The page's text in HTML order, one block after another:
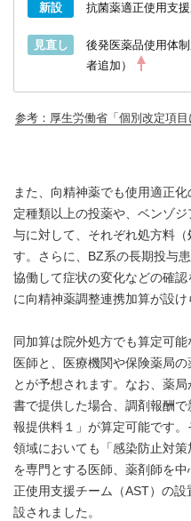
新設 抗菌薬適正使用支
見直し
後発医薬品使用体
者追加）
参考：厚生労働省「個別改定項
また、向精神薬でも使用適正
定種類以上の投薬や、ベンゾ
与に対して、それぞれ処方料
す。さらに、BZ系の長期投与
協働して症状の変化などの確
に向精神薬調整連携加算が設け
同加算は院外処方でも算定可
医師と、医療機関や保険薬局
とが予想されます。なお、薬
書で提供した場合、調剤報酬
報提供料１」が算定可能です
領域においても「感染防止対
を専門とする医師、薬剤師を
正使用支援チーム（AST）の
設されました。